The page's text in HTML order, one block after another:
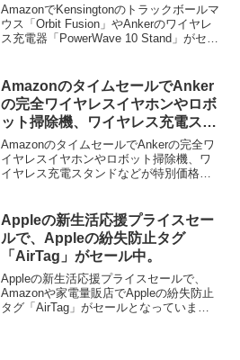
「PowerWave 10 Stand」がセー
ル特価で販売中。
AmazonでKensingtonのトラックボールマ
ウス「Orbit Fusion」やAnkerのワイヤレ
ス充電器「PowerWave 10 Stand」がセー
AmazonのタイムセールでAnker
の完全ワイヤレスイヤホンやロボ
ット掃除機、ワイヤレス充電スタ
ンドなどが特別価格で販売中。
AmazonのタイムセールでAnkerの完全ワ
イヤレスイヤホンやロボット掃除機、ワ
イヤレス充電スタンドなどが特別価格で
Appleの新生活応援プライスセー
ルで、Appleの紛失防止タグ
「AirTag」がセール中。
Appleの新生活応援プライスセールで、
Amazonや家電量販店でAppleの紛失防止
タグ「AirTag」がセールとなっていま